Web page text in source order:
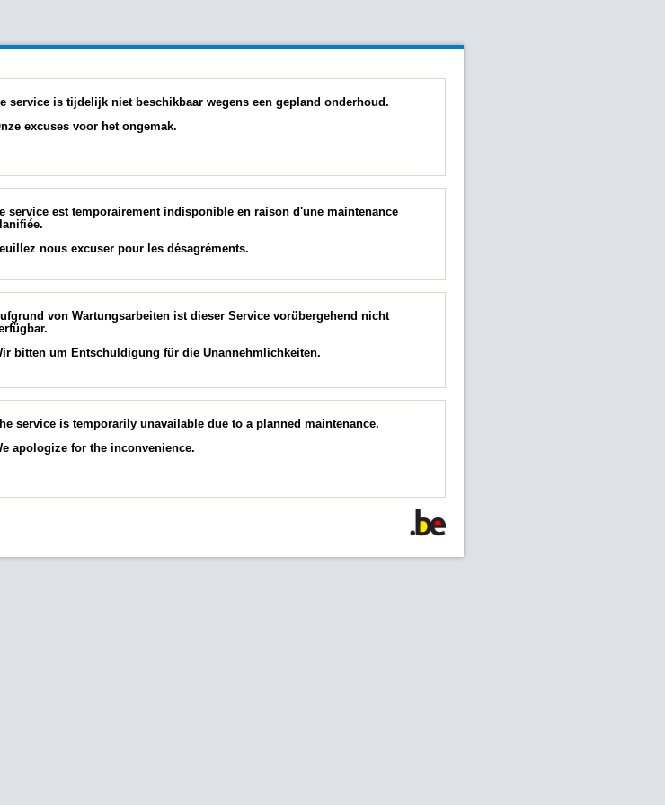
service is tijdelijk niet beschikbaar wegens een gepland onderhoud.
excuses voor het ongemak.
service est temporairement indisponible en raison d'une maintenance
nous excuser pour les désagréments.
von Wartungsarbeiten ist dieser Service vorübergehend nicht
bitten um Entschuldigung für die Unannehmlichkeiten.
service is temporarily unavailable due to a planned maintenance.
apologize for the inconvenience.